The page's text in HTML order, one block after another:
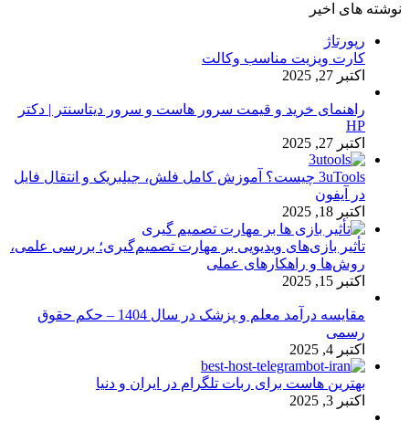
نوشته های اخیر
رپورتاژ
کارت ویزیت مناسب وکالت
اکتبر 27, 2025
راهنمای خرید و قیمت سرور هاست و سرور دیتاسنتر | دکتر
HP
اکتبر 27, 2025
3uTools چیست؟ آموزش کامل فلش، جیلبریک و انتقال فایل
در آیفون
اکتبر 18, 2025
تأثیر بازی‌های ویدیویی بر مهارت تصمیم‌گیری؛ بررسی علمی،
روش‌ها و راهکارهای عملی
اکتبر 15, 2025
مقایسه درآمد معلم و پزشک در سال 1404 – حکم حقوق
رسمی
اکتبر 4, 2025
بهترین هاست برای ربات تلگرام در ایران و دنیا
اکتبر 3, 2025